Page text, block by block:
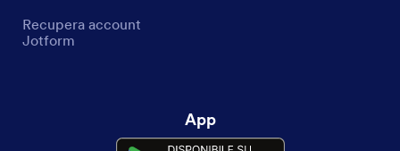
Recupera account
Jotform
App